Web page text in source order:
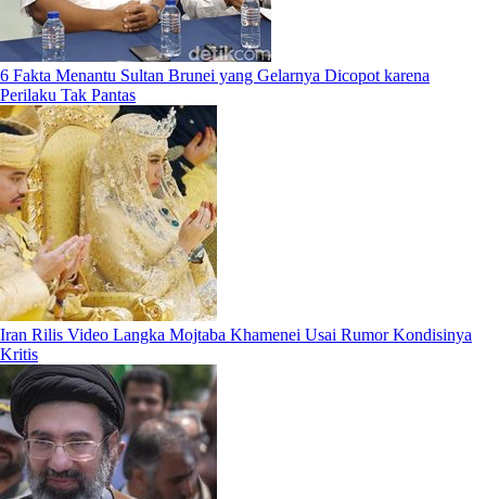
6 Fakta Menantu Sultan Brunei yang Gelarnya Dicopot karena
Perilaku Tak Pantas
Iran Rilis Video Langka Mojtaba Khamenei Usai Rumor Kondisinya
Kritis